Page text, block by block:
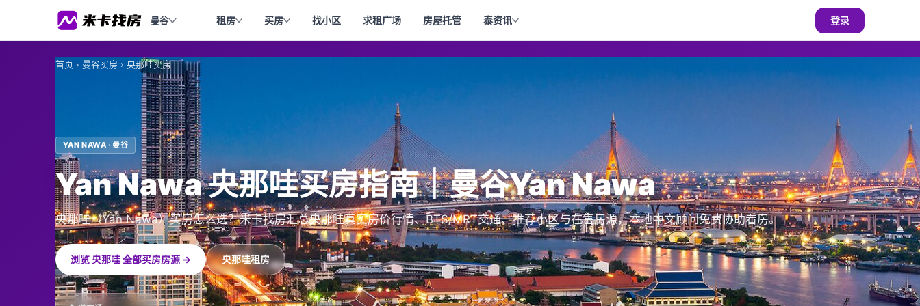
曼谷 租房 买房 找小区 求租广场 房屋托管 泰资讯 登录
首页› 曼谷买房 › 央那哇买房
YAN NAWA · 曼谷
Yan Nawa 央那哇买房指南｜曼谷Yan Nawa
央那哇（Yan Nawa）买房怎么选？米卡找房汇总央那哇真实房价行情、BTS/MRT交通、推荐小区与在售房源，本地中文顾问免费协助看房。
浏览 央那哇 全部买房房源 → 央那哇租房